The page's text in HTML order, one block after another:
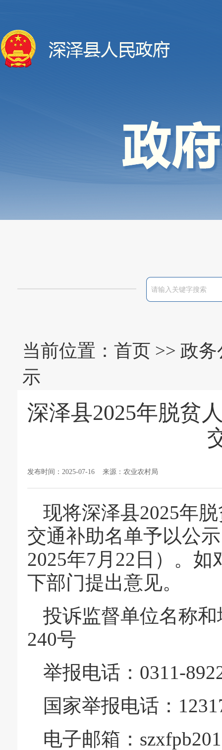
当前位置： 首页 >> 政
示
深泽县2025年脱贫
发布时间：2025-07-16 来源：农业农村局
现将深泽县2025年
交通补助名单予以公
2025年7月22日）。
下部门提出意见。
投诉监督单位名称
240号
举报电话：0311-
国家举报电话：
电子邮箱：